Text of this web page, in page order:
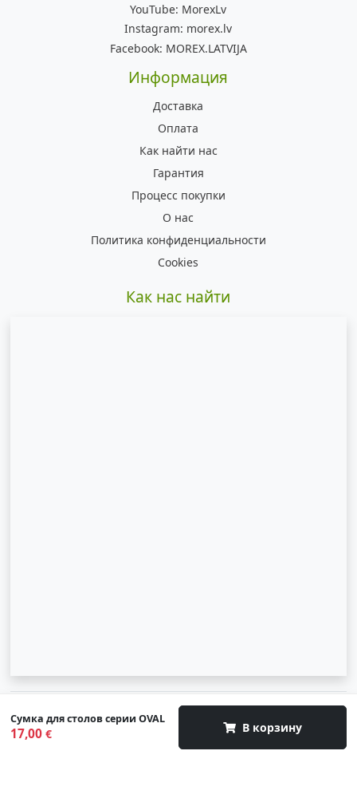
Сумка для столов серии OVAL
17,00€ В корзину
YouTube: MorexLv
Instagram: morex.lv
Facebook: MOREX.LATVIJA
Информация
Доставка
Оплата
Как найти нас
Гарантия
Процесс покупки
О нас
Политика конфиденциальности
Cookies
Как нас найти
© 2007-2026 SIA "Zinva" | Morex.lv